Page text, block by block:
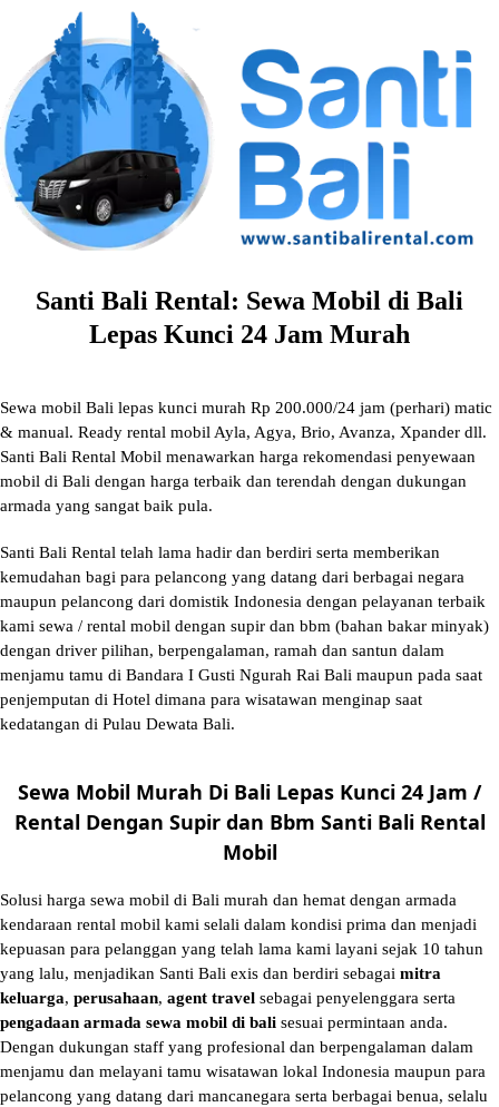
content
Santi Bali Rental: Sewa Mobil di Bali
Lepas Kunci 24 Jam Murah
Sewa mobil Bali lepas kunci murah Rp 200.000/24 jam (perhari) matic
& manual. Ready rental mobil Ayla, Agya, Brio, Avanza, Xpander dll.
Santi Bali Rental Mobil menawarkan harga rekomendasi penyewaan
mobil di Bali dengan harga terbaik dan terendah dengan dukungan
armada yang sangat baik pula.
Santi Bali Rental telah lama hadir dan berdiri serta memberikan
kemudahan bagi para pelancong yang datang dari berbagai negara
maupun pelancong dari domistik Indonesia dengan pelayanan terbaik
kami sewa / rental mobil dengan supir dan bbm (bahan bakar minyak)
dengan driver pilihan, berpengalaman, ramah dan santun dalam
menjamu tamu di Bandara I Gusti Ngurah Rai Bali maupun pada saat
penjemputan di Hotel dimana para wisatawan menginap saat
kedatangan di Pulau Dewata Bali.
Sewa Mobil Murah Di Bali Lepas Kunci 24 Jam /
Rental Dengan Supir dan Bbm Santi Bali Rental
Mobil
Solusi harga sewa mobil di Bali murah dan hemat dengan armada
kendaraan rental mobil kami selali dalam kondisi prima dan menjadi
kepuasan para pelanggan yang telah lama kami layani sejak 10 tahun
yang lalu, menjadikan Santi Bali exis dan berdiri sebagai mitra
keluarga, perusahaan, agent travel sebagai penyelenggara serta
pengadaan armada sewa mobil di bali sesuai permintaan anda.
Dengan dukungan staff yang profesional dan berpengalaman dalam
menjamu dan melayani tamu wisatawan lokal Indonesia maupun para
pelancong yang datang dari mancanegara serta berbagai benua, selalu